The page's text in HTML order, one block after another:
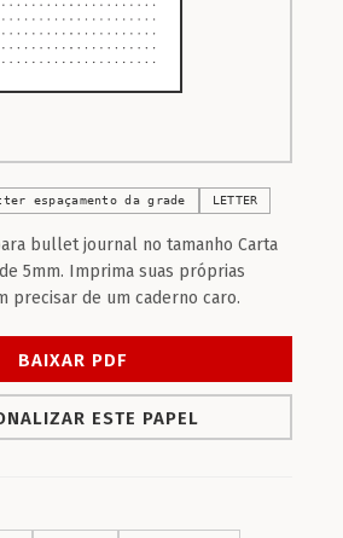
espaçamento da grade LETTER
bullet journal no tamanho Carta
5mm. Imprima suas próprias
precisar de um caderno caro.
BAIXAR PDF
ESTE PAPEL